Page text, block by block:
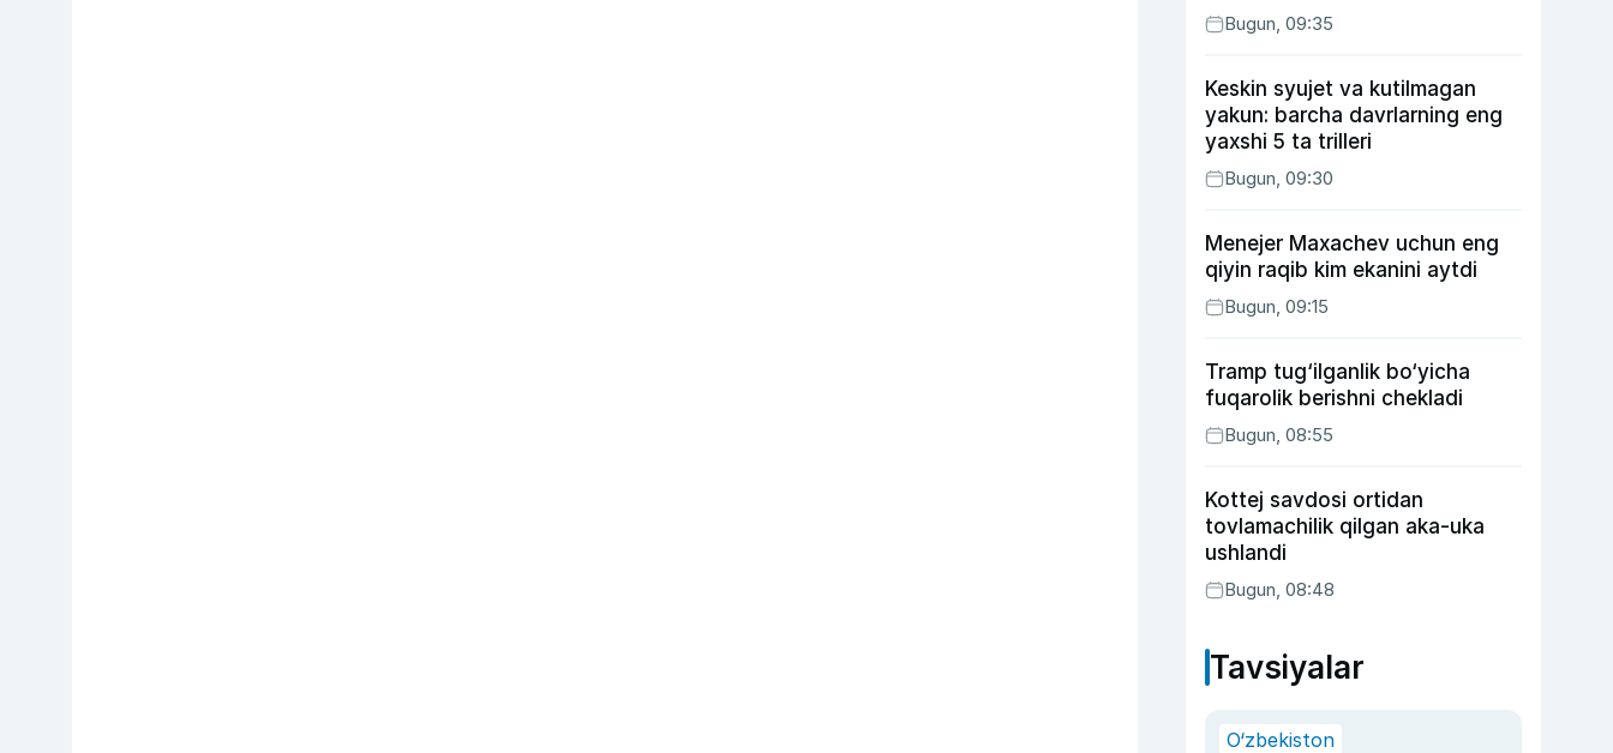
Bugun, 09:35
Keskin syujet va kutilmagan
yakun: barcha davrlarning eng
yaxshi 5 ta trilleri
Bugun, 09:30
Menejer Maxachev uchun eng
qiyin raqib kim ekanini aytdi
Bugun, 09:15
Tramp tug‘ilganlik bo‘yicha
fuqarolik berishni chekladi
Bugun, 08:55
Kottej savdosi ortidan
tovlamachilik qilgan aka-uka
ushlandi
Bugun, 08:48
Tavsiyalar
O‘zbekiston